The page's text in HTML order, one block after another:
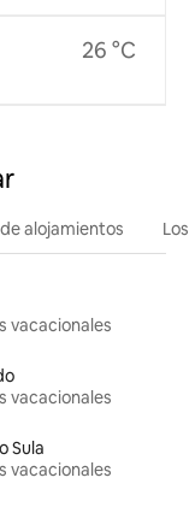
26 °C
alojamientos
vacacionales
vacacionales
Sula
vacacionales